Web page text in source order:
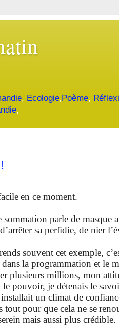
, Ecologie, Poème,
,
en ce moment.
sommation parle de masque
sa perfidie, de nier
souvent cet exemple,
la programmation et le
plusieurs millions, mon
le pouvoir, je détenais le
un climat de
tout pour que cela ne se
mais aussi plus crédible.